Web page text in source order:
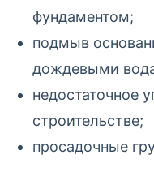
фундаментом;
подмыв
дождевыми
недостаточное
строительстве;
просадочные